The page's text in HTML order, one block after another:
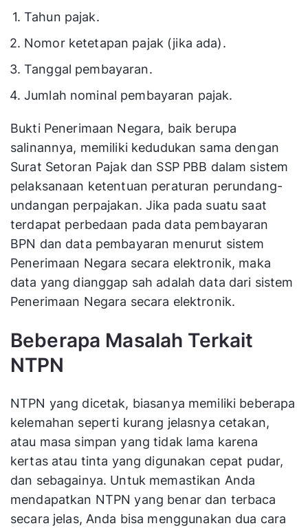
Tahun pajak.
Nomor ketetapan pajak (jika ada).
Tanggal pembayaran.
Jumlah nominal pembayaran pajak.
Bukti Penerimaan Negara, baik berupa
salinannya, memiliki kedudukan sama dengan
Surat Setoran Pajak dan SSP PBB dalam sistem
pelaksanaan ketentuan peraturan perundang-
undangan perpajakan. Jika pada suatu saat
terdapat perbedaan pada data pembayaran
BPN dan data pembayaran menurut sistem
Penerimaan Negara secara elektronik, maka
data yang dianggap sah adalah data dari sistem
Penerimaan Negara secara elektronik.
Beberapa Masalah Terkait
NTPN
NTPN yang dicetak, biasanya memiliki beberapa
kelemahan seperti kurang jelasnya cetakan,
atau masa simpan yang tidak lama karena
kertas atau tinta yang digunakan cepat pudar,
dan sebagainya. Untuk memastikan Anda
mendapatkan NTPN yang benar dan terbaca
secara jelas, Anda bisa menggunakan dua cara